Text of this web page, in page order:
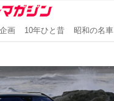
画 10年ひと昔 昭和の名車